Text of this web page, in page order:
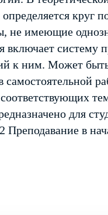
круг
не имеющие
включает систему
к ним. Может
самостоятельной
для
в